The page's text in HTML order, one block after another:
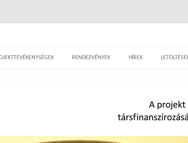
kalandozások a szecesszió
RENDEZVÉNYEK HÍREK